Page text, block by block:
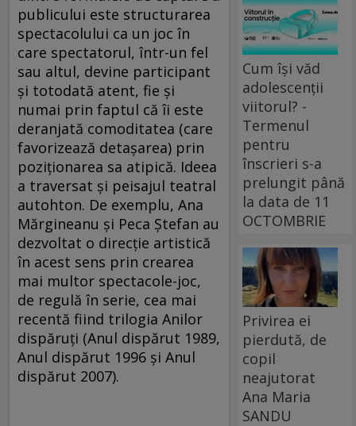
publicului este structurarea
spectacolului ca un joc în
care spectatorul, într-un fel
sau altul, devine participant
şi totodată atent, fie şi
numai prin faptul că îi este
deranjată comoditatea (care
favorizează detaşarea) prin
poziţionarea sa atipică. Ideea
a traversat şi peisajul teatral
autohton. De exemplu, Ana
Mărgineanu şi Peca Ştefan au
dezvoltat o direcţie artistică
în acest sens prin crearea
mai multor spectacole-joc,
de regulă în serie, cea mai
recentă fiind trilogia Anilor
dispăruţi (Anul dispărut 1989,
Anul dispărut 1996 şi Anul
dispărut 2007).
Cum își văd
adolescenții
viitorul? -
Termenul
pentru
înscrieri s-a
prelungit până
la data de 11
OCTOMBRIE
Privirea ei
pierdută, de
copil
neajutorat
Ana Maria
SANDU